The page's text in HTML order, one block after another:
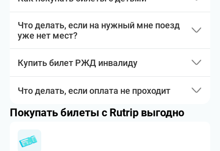
Что делать, если на нужный мне поезд
уже нет мест?
Купить билет РЖД инвалиду
Что делать, если оплата не проходит
Покупать билеты с Rutrip выгодно